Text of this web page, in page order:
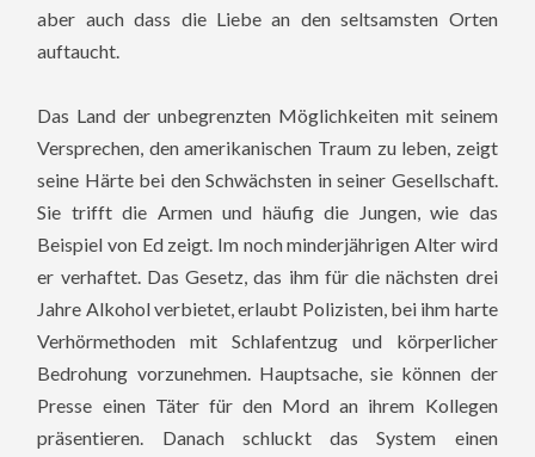
aber auch dass die Liebe an den seltsamsten Orten
auftaucht.
Das Land der unbegrenzten Möglichkeiten mit seinem
Versprechen, den amerikanischen Traum zu leben, zeigt
seine Härte bei den Schwächsten in seiner Gesellschaft.
Sie trifft die Armen und häufig die Jungen, wie das
Beispiel von Ed zeigt. Im noch minderjährigen Alter wird
er verhaftet. Das Gesetz, das ihm für die nächsten drei
Jahre Alkohol verbietet, erlaubt Polizisten, bei ihm harte
Verhörmethoden mit Schlafentzug und körperlicher
Bedrohung vorzunehmen. Hauptsache, sie können der
Presse einen Täter für den Mord an ihrem Kollegen
präsentieren. Danach schluckt das System einen